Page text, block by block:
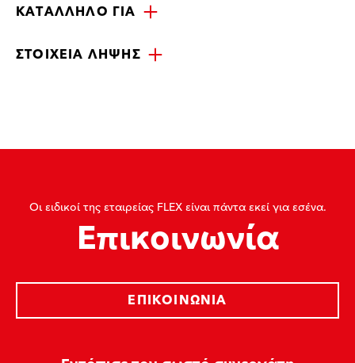
ΚΑΤΆΛΛΗΛΟ ΓΙΑ
ΣΤΟΙΧΕΊΑ ΛΉΨΗΣ
Οι ειδικοί της εταιρείας FLEX είναι πάντα εκεί για εσένα.
Επικοινωνία
ΕΠΙΚΟΙΝΩΝΊΑ